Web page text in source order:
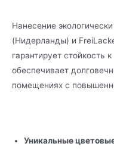
Нанесение
(Нидерланды) и
гарантирует стойкость
обеспечивает
помещениях с
Уникальные